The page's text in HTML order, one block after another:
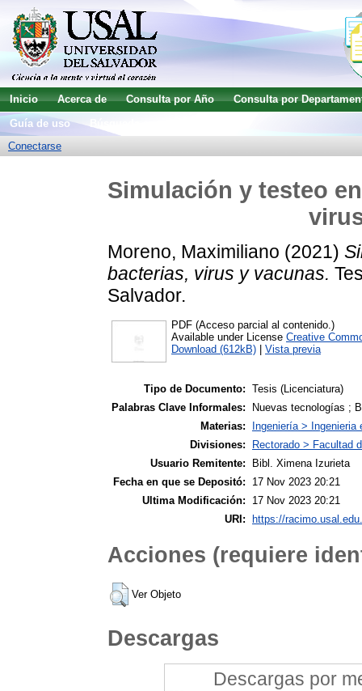
Inicio Acerca de Consulta por Año
Consulta por
Guía de uso
Conectarse
Simulación y testeo
Moreno, Maximiliano (2021)
bacterias, virus y vacunas.
Salvador.
PDF (Acceso parcial al contenido.)
Available under License Creative
Download (612kB)
Vista previa
Tipo de Documento: Tesis (Licenciatura)
Palabras Clave Informales:
Nuevas tecnologías ;
Materias:
Ingeniería > Ingenieria
Divisiones:
Rectorado > Facultad
Usuario Remitente:
Bibl. Ximena Izurieta
Fecha en que se Depositó:
17 Nov 2023 20:21
Ultima Modificación:
17 Nov 2023 20:21
URI:
https://
Acciones (requiere
Ver Objeto
Descargas
Descargas por